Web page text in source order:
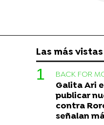
Las más vistas
BACK FOR
Galita Ari
publicar
contra
señalan